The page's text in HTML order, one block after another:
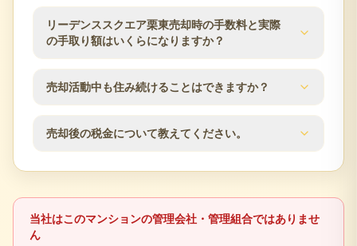
市エリアの市場動向も踏まえ、売却方針をご提案し
ます。
売却期間は販売価格、住戸条件、市場状況、内覧対
応のしやすさによって変わります。査定時に近隣の
の目安をご案内します。
リーデンススクエア栗東売却時の手数料と実際
の手取り額はいくらになりますか？
仲介手数料は成約価格の3％+6万円（税別）が上限で
す。登記費用、住宅ローン残債、譲渡所得税の可能
性なども含め、査定時に概算の手取り額を確認でき
ます。
売却活動中も住み続けることはできますか？
はい、居住しながらの売却活動が可能です。見学希
望者との日程調整など、ご都合に合わせて柔軟に対
売却後の税金について教えてください。
不動産売却時には譲渡所得税が発生する場合があり
士などの専門家に確認してください。
当社はこのマンションの管理会社・管理組合ではありませ
ん